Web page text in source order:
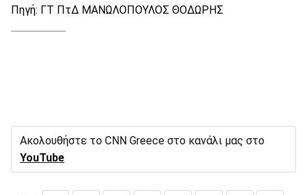
Πηγή: ΓΤ ΠτΔ ΜΑΝΩΛΟΠΟΥΛΟΣ ΘΟΔΩΡΗΣ
Ακολουθήστε το CNN Greece στο κανάλι μας στο
YouTube